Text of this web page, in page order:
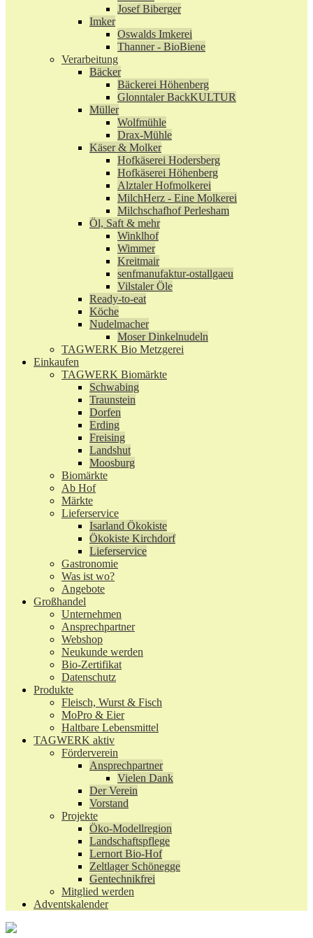
Josef Biberger
Imker
Oswalds Imkerei
Thanner - BioBiene
Verarbeitung
Bäcker
Bäckerei Höhenberg
Glonntaler BackKULTUR
Müller
Wolfmühle
Drax-Mühle
Käser & Molker
Hofkäserei Hodersberg
Hofkäserei Höhenberg
Alztaler Hofmolkerei
MilchHerz - Eine Molkerei
Milchschafhof Perlesham
Öl, Saft & mehr
Winklhof
Wimmer
Kreitmair
senfmanufaktur-ostallgaeu
Vilstaler Öle
Ready-to-eat
Köche
Nudelmacher
Moser Dinkelnudeln
TAGWERK Bio Metzgerei
Einkaufen
TAGWERK Biomärkte
Schwabing
Traunstein
Dorfen
Erding
Freising
Landshut
Moosburg
Biomärkte
Ab Hof
Märkte
Lieferservice
Isarland Ökokiste
Ökokiste Kirchdorf
Lieferservice
Gastronomie
Was ist wo?
Angebote
Großhandel
Unternehmen
Ansprechpartner
Webshop
Neukunde werden
Bio-Zertifikat
Datenschutz
Produkte
Fleisch, Wurst & Fisch
MoPro & Eier
Haltbare Lebensmittel
TAGWERK aktiv
Förderverein
Ansprechpartner
Vielen Dank
Der Verein
Vorstand
Projekte
Öko-Modellregion
Landschaftspflege
Lernort Bio-Hof
Zeltlager Schönegge
Gentechnikfrei
Mitglied werden
Adventskalender